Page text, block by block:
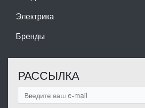
Электрика
Бренды
РАССЫЛКА